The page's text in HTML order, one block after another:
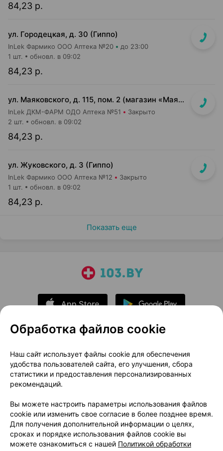
84,23 р.
ул. Городецкая, д. 30 (Гиппо)
InLek Фармико ООО Аптека №20 до 23:00
84,23 р.
1 шт. обновл. в 09:02
ул. Маяковского, д. 115, пом. 2 (магазин «Маяк»)
InLek ДКМ-ФАРМ ОДО Аптека №51 Закрыто
84,23 р.
2 шт. обновл. в 09:02
ул. Жуковского, д. 3 (Гиппо)
InLek Фармико ООО Аптека №12 Закрыто
84,23 р.
1 шт. обновл. в 09:02
Показать еще
О проекте
Новости проекта
Размещение рекламы
Медицинский маркетинг
Публичный договор
Доставка
Способы оплаты
Вакансии
Партнеры
Написать руководителю 103.by
Написать в поддержку
Обработка файлов cookie
Наш сайт использует файлы cookie для обеспечения
удобства пользователей сайта, его улучшения, сбора
статистики и предоставления персонализированных
рекомендаций.
Вы можете настроить параметры использования файлов
cookie или изменить свое согласие в более позднее время.
Для получения дополнительной информации о целях,
сроках и порядке использования файлов cookie вы
можете ознакомиться с нашей Политикой обработки